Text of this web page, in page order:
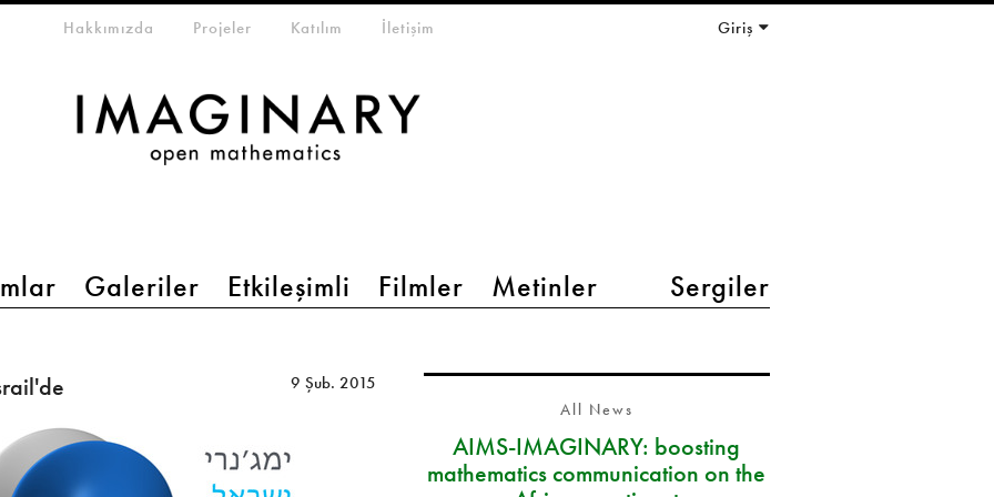
Galeriler Etkileşimli Filmler Metinler Sergiler
menuHakkımızda Projeler Katılım İletişim Giriş
9 Şub. 2015
All News
AIMS-IMAGINARY: boosting
mathematics communication on the